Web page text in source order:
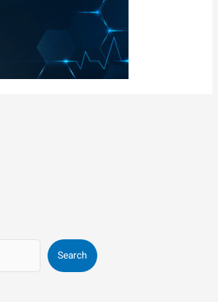
Search